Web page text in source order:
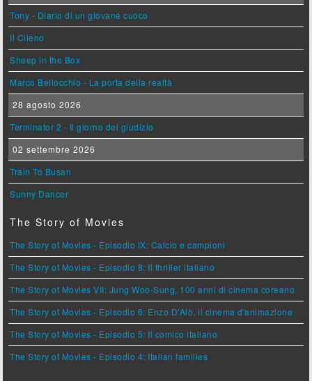
Tony - Diario di un giovane cuoco
Il Cileno
Sheep in the Box
Marco Bellocchio - La porta della realtà
28 agosto 2026
Terminator 2 - Il giorno del giudizio
02 settembre 2026
Train To Busan
Sunny Dancer
The Story of Movies
The Story of Movies - Episodio IX: Calcio e campioni
The Story of Movies - Episodio 8: Il thriller italiano
The Story of Movies VII: Jung Woo-Sung, 100 anni di cinema coreano
The Story of Movies - Episodio 6: Enzo D'Alò, il cinema d'animazione
The Story of Movies - Episodio 5: Il comico italiano
The Story of Movies - Episodio 4: Italian families